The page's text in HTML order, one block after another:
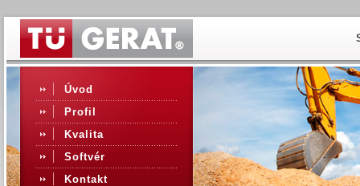
Úvod
Profil
Kvalita
Softvér
Kontakt